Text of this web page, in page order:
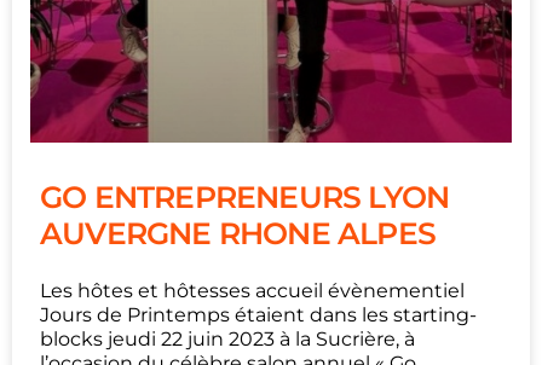
GO ENTREPRENEURS LYON
AUVERGNE RHONE ALPES
Les hôtes et hôtesses accueil évènementiel
Jours de Printemps étaient dans les starting-
blocks jeudi 22 juin 2023 à la Sucrière, à